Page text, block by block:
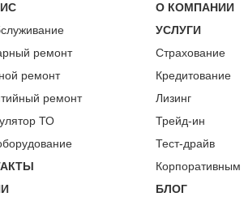
ремонт
ремонт
ремонт
ТО
О КОМПАНИИ
УСЛУГИ
Страхование
Кредитование
Лизинг
Трейд-ин
Тест-драйв
Корпоративным
БЛОГ